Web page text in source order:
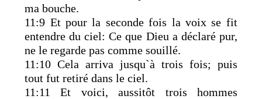
ma bouche.
11:9 Et pour la seconde fois la voix se fit
entendre du ciel: Ce que Dieu a déclaré pur,
ne le regarde pas comme souillé.
11:10 Cela arriva jusqu`à trois fois; puis
tout fut retiré dans le ciel.
11:11 Et voici, aussitôt trois hommes